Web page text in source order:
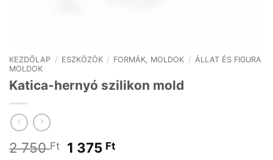
KEZDŐLAP / ESZKÖZÖK / FORMÁK, MOLDOK / ÁLLAT ÉS FIGURA
MOLDOK
Katica-hernyó szilikon mold
2 750Ft
Original
1 375 FtCurrent